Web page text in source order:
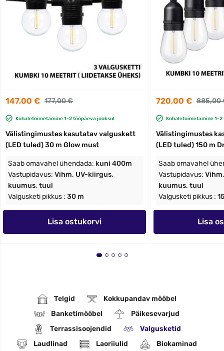
147,00 € 177,00 €
Kohaletoimetamine 1-2 tööpäeva jooksul
Välistingimustes kasutatav valguskett
(LED tuled) 30 m Glow must
Saab omavahel ühendada: kuni 400m
Vastupidavus: Vihm, UV-kiirgus,
kuumus, tuul
Valgusketi pikkus : 30 m
Lisa ostukorvi
720,00 € 885,00
Kohaletoimetamine 1-
Välistingimustes
(LED tuled) 150 m
Saab omavahel
Vastupidavus:
kuumus, tuul
Valgusketi pikkus :
Lisa
Telgid
Kokkupandav mööbel
Banketimööbel
Päikesevarjud
Terrassisoojendid
Valgusketid
Laudlinad
Laoriiulid Biokaminad